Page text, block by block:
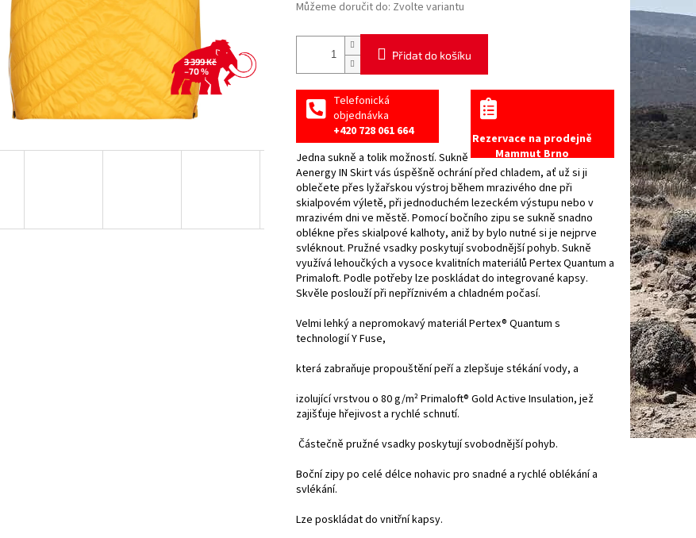
3 399 Kč
–70 %
Můžeme doručit do: Zvolte variantu
Přidat do košíku
Rezervace na prodejně
Mammut Brno
Telefonická
objednávka
+420 728 061 664
Jedna sukně a tolik možností. Sukně
Aenergy IN Skirt vás úspěšně ochrání před chladem, ať už si ji
oblečete přes lyžařskou výstroj během mrazivého dne při
skialpovém výletě, při jednoduchém lezeckém výstupu nebo v
mrazivém dni ve městě. Pomocí bočního zipu se sukně snadno
oblékne přes skialpové kalhoty, aniž by bylo nutné si je nejprve
svléknout. Pružné vsadky poskytují svobodnější pohyb. Sukně
využívá lehoučkých a vysoce kvalitních materiálů Pertex Quantum a
Primaloft. Podle potřeby lze poskládat do integrované kapsy.
Skvěle poslouží při nepříznivém a chladném počasí.
Velmi lehký a nepromokavý materiál Pertex® Quantum s
technologií Y Fuse,
která zabraňuje propouštění peří a zlepšuje stékání vody, a
izolující vrstvou o 80 g/m² Primaloft® Gold Active Insulation, jež
zajišťuje hřejivost a rychlé schnutí.
Částečně pružné vsadky poskytují svobodnější pohyb.
Boční zipy po celé délce nohavic pro snadné a rychlé oblékání a
svlékání.
Lze poskládat do vnitřní kapsy.